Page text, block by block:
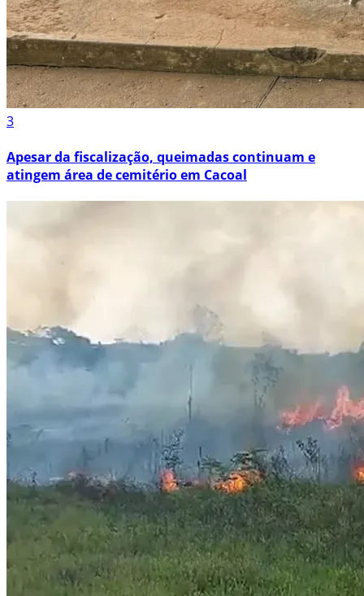
3
Apesar da fiscalização, queimadas continuam e
atingem área de cemitério em Cacoal